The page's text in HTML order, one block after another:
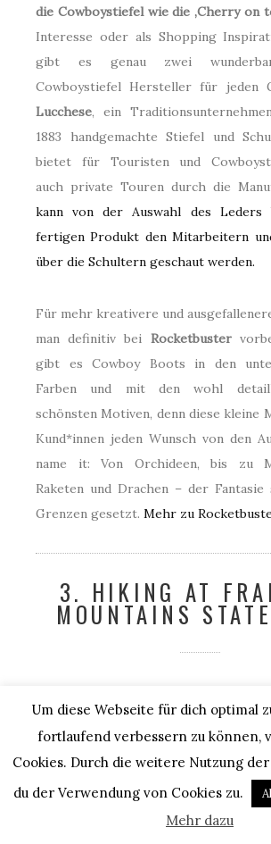
die Cowboystiefel wie die ‚Cherry on
Interesse oder als Shopping
gibt es genau zwei
Cowboystiefel Hersteller für jeden
Lucchese, ein
1883 handgemachte Stiefel und
bietet für Touristen und
auch private Touren durch die
kann von der Auswahl des Leders
fertigen Produkt den Mitarbeitern
über die Schultern geschaut werden.
Für mehr kreativere und
man definitiv bei Rocketbuster
gibt es Cowboy Boots in den
Farben und mit den wohl
schönsten Motiven, denn diese kleine
Kund*innen jeden Wunsch von den
name it: Von Orchideen, bis zu
Raketen und Drachen – der
Grenzen gesetzt. Mehr zu
3. HIKING AT
MOUNTAINS
zu entdecken. Der Franklin
nicht nur ideal zum Wandern,
Mountainbiken. Der State Park
lange Wander- sowie Fahrradwege,
Möglichkeiten dort zu
Um diese Webseite für dich optimal
fortlaufend verbessern zu können,
Cookies. Durch die weitere Nutzung
du der Verwendung von Cookies zu.
Mehr dazu